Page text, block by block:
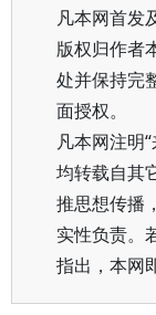
凡本网首发
版权归作者
处并保持完
面授权。
凡本网注明
均转载自其
推思想传播
实性负责。
指出，本网